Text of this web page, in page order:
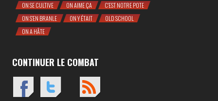
ON SE CULTIVE ON AIME ÇA
C'EST NOTRE POTE
ON S'EN BRANLE
ON Y ÉTAIT
OLD SCHOOL
ON A HÂTE
CONTINUER LE COMBAT